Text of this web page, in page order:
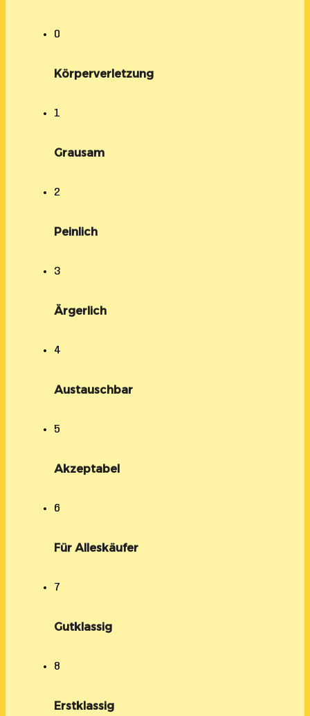
0
Körperverletzung
1
Grausam
2
Peinlich
3
Ärgerlich
4
Austauschbar
5
Akzeptabel
6
Für Alleskäufer
7
Gutklassig
8
Erstklassig